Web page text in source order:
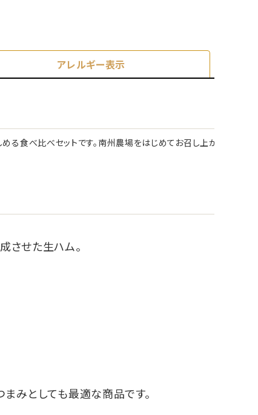
アレルギー表示
る食べ比べセットです。南州農場をはじめてお召し上が
させた生ハム。
みとしても最適な商品です。